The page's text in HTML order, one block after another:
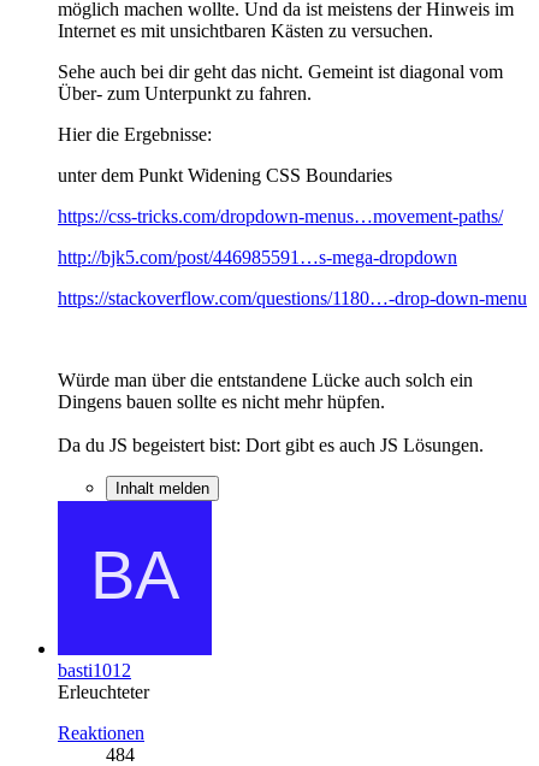
möglich machen wollte. Und da ist meistens der Hinweis im
Internet es mit unsichtbaren Kästen zu versuchen.
Sehe auch bei dir geht das nicht. Gemeint ist diagonal vom
Über- zum Unterpunkt zu fahren.
Hier die Ergebnisse:
unter dem Punkt Widening CSS Boundaries
https://css-tricks.com/dropdown-menus…movement-paths/
http://bjk5.com/post/446985591…s-mega-dropdown
https://stackoverflow.com/questions/1180…-drop-down-menu
Würde man über die entstandene Lücke auch solch ein
Dingens bauen sollte es nicht mehr hüpfen.
Da du JS begeistert bist: Dort gibt es auch JS Lösungen.
Inhalt melden
basti1012
Erleuchteter
Reaktionen
484